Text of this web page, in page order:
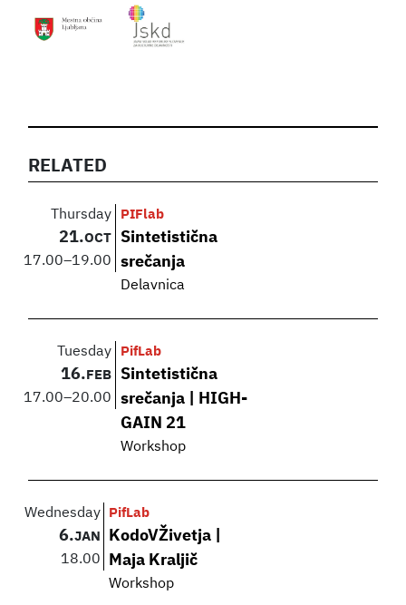
RELATED
Thursday
21.OCT
17.00–19.00
PIFlab
Sintetistična
srečanja
Delavnica
Tuesday
16.FEB
17.00–20.00
PifLab
Sintetistična
srečanja | HIGH-
GAIN 21
Workshop
Wednesday
6.JAN
18.00
PifLab
KodoVŽivetja |
Maja Kraljič
Workshop